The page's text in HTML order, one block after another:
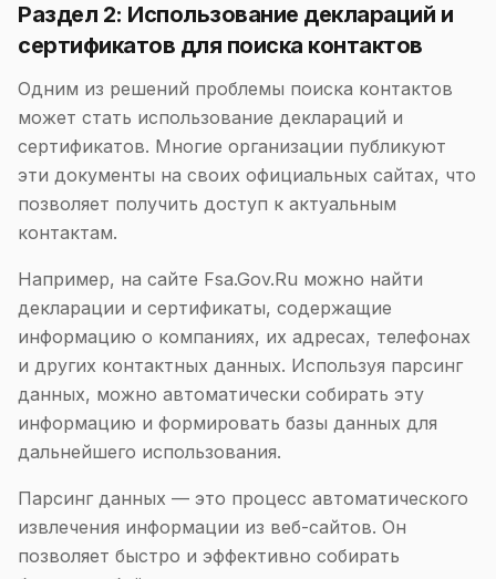
Раздел 2: Использование деклараций и
сертификатов для поиска контактов
Одним из решений проблемы поиска контактов
может стать использование деклараций и
сертификатов. Многие организации публикуют
эти документы на своих официальных сайтах, что
позволяет получить доступ к актуальным
контактам.
Например, на сайте Fsa.Gov.Ru можно найти
декларации и сертификаты, содержащие
информацию о компаниях, их адресах, телефонах
и других контактных данных. Используя парсинг
данных, можно автоматически собирать эту
информацию и формировать базы данных для
дальнейшего использования.
Парсинг данных — это процесс автоматического
извлечения информации из веб-сайтов. Он
позволяет быстро и эффективно собирать